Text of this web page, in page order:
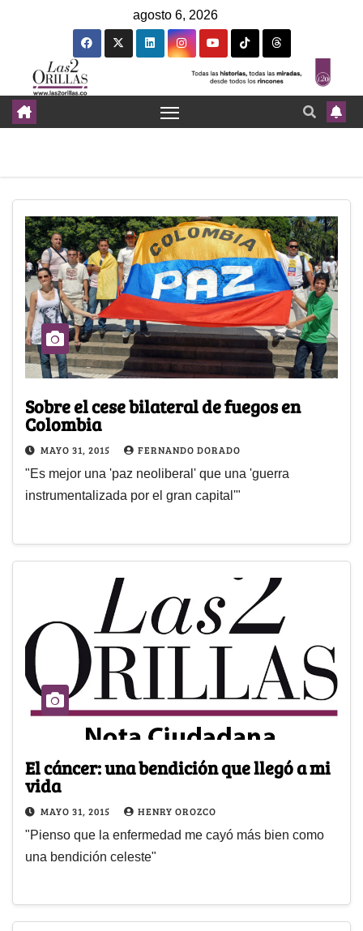
agosto 6, 2026
Sobre el cese bilateral de fuegos en
Colombia
MAYO 31, 2015 FERNANDO DORADO
"Es mejor una 'paz neoliberal' que una 'guerra
instrumentalizada por el gran capital'"
El cáncer: una bendición que llegó a mi
vida
MAYO 31, 2015 HENRY OROZCO
"Pienso que la enfermedad me cayó más bien como
una bendición celeste"